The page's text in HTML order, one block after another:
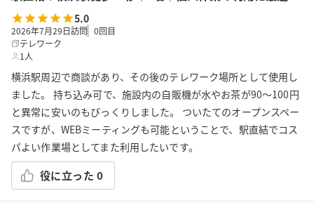
5.0
2026年7月29日訪問 0回目
テレワーク
1人
横浜駅周辺で商談があり、その後のテレワーク場所として使用し
ました。 持ち込み可で、施設内の自販機が水やお茶が90〜100円
と異常に安いのもびっくりしました。 ついたてのオープンスペー
スですが、WEBミーティングも可能ということで、駅直結でコス
パよい作業場としてまた利用したいです。
役に立った 0